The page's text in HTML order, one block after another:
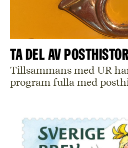
Ta del av
Tillsammans med UR
program fulla med